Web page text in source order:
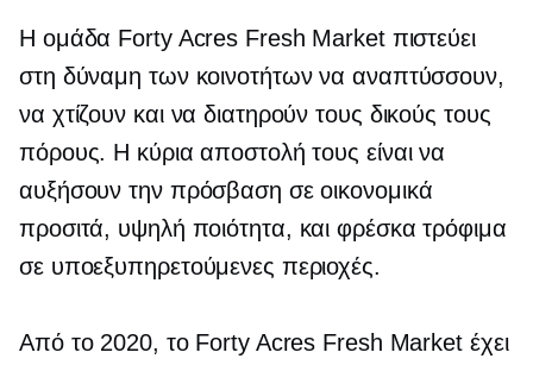
Η ομάδα Forty Acres Fresh Market πιστεύει
στη δύναμη των κοινοτήτων να αναπτύσσουν,
να χτίζουν και να διατηρούν τους δικούς τους
πόρους. Η κύρια αποστολή τους είναι να
αυξήσουν την πρόσβαση σε οικονομικά
προσιτά, υψηλή ποιότητα, και φρέσκα τρόφιμα
σε υποεξυπηρετούμενες περιοχές.
Από το 2020, το Forty Acres Fresh Market έχει